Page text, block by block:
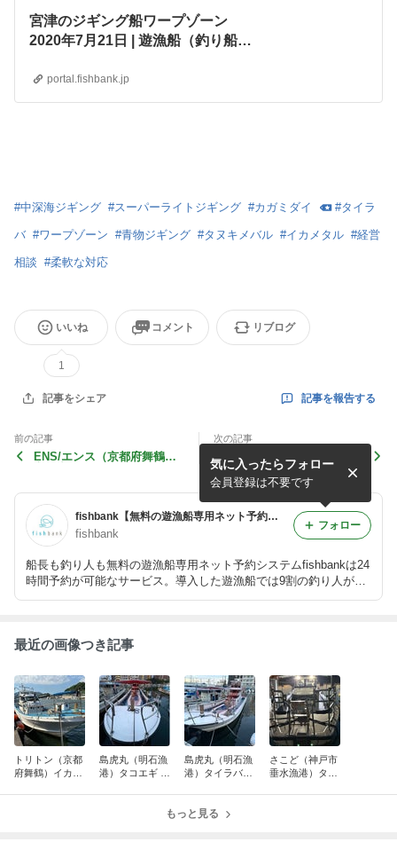
宮津のジギング船ワープゾーン
2020年7月21日 | 遊漁船（釣り船）
【fishbank】
portal.fishbank.jp
#中深海ジギング #スーパーライトジギング #カガミダイ #タイラ
バ #ワープゾーン #青物ジギング #タヌキメバル #イカメタル #経営
相談 #柔軟な対応
いいね
1
コメント リブログ
記事をシェア 記事を報告する
前の記事
ENS/エンス（京都府舞鶴
次の記事
釣り船ドリーム・チェイサー
（東舞鶴） 2020年7月11日
fishbank【無料の遊漁船専用ネット予約フォーム】
fishbank
船長も釣り人も無料の遊漁船専用ネット予約システムfishbankは24
時間予約が可能なサービス。導入した遊漁船では9割の釣り人がネ
ット予約を利用しました。5分ほどで予約フォームが作成でき、ホ
気に入ったらフォロー
会員登録は不要です
フォロー
最近の画像つき記事
トリトン（京都
府舞鶴）イカメ
島虎丸（明石漁
港）タコエギ 2
島虎丸（明石漁
港）タイラバ
さこど（神戸市
垂水漁港）タイ
もっと見る